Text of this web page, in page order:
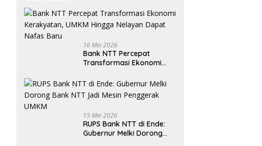
Mahasiswa Universitas
Katolik Weetebula
16 Mei 2026
Bank NTT Percepat
Transformasi Ekonomi
Nelayan Dapat Nafas
Baru
15 Mei 2026
RUPS Bank NTT di Ende:
Gubernur Melki Dorong